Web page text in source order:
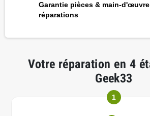
Garantie pièces & main-
réparations
Votre réparation en 4
Geek33
1